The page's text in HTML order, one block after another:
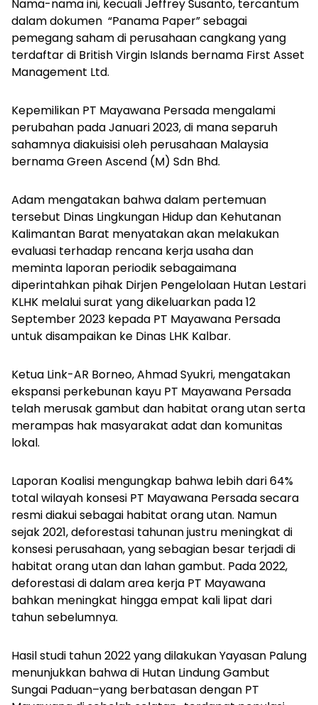
Nama-nama ini, kecuali Jeffrey Susanto, tercantum
dalam dokumen “Panama Paper” sebagai
pemegang saham di perusahaan cangkang yang
terdaftar di British Virgin Islands bernama First Asset
Management Ltd.
Kepemilikan PT Mayawana Persada mengalami
perubahan pada Januari 2023, di mana separuh
sahamnya diakuisisi oleh perusahaan Malaysia
bernama Green Ascend (M) Sdn Bhd.
Adam mengatakan bahwa dalam pertemuan
tersebut Dinas Lingkungan Hidup dan Kehutanan
Kalimantan Barat menyatakan akan melakukan
evaluasi terhadap rencana kerja usaha dan
meminta laporan periodik sebagaimana
diperintahkan pihak Dirjen Pengelolaan Hutan Lestari
KLHK melalui surat yang dikeluarkan pada 12
September 2023 kepada PT Mayawana Persada
untuk disampaikan ke Dinas LHK Kalbar.
Ketua Link-AR Borneo, Ahmad Syukri, mengatakan
ekspansi perkebunan kayu PT Mayawana Persada
telah merusak gambut dan habitat orang utan serta
merampas hak masyarakat adat dan komunitas
lokal.
Laporan Koalisi mengungkap bahwa lebih dari 64%
total wilayah konsesi PT Mayawana Persada secara
resmi diakui sebagai habitat orang utan. Namun
sejak 2021, deforestasi tahunan justru meningkat di
konsesi perusahaan, yang sebagian besar terjadi di
habitat orang utan dan lahan gambut. Pada 2022,
deforestasi di dalam area kerja PT Mayawana
bahkan meningkat hingga empat kali lipat dari
tahun sebelumnya.
Hasil studi tahun 2022 yang dilakukan Yayasan Palung
menunjukkan bahwa di Hutan Lindung Gambut
Sungai Paduan–yang berbatasan dengan PT